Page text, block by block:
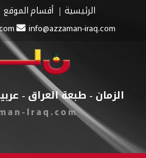
أقسام الموقع من نحن
info@azzaman-
- طبعة العراق - عربية يومية
Iraq.com